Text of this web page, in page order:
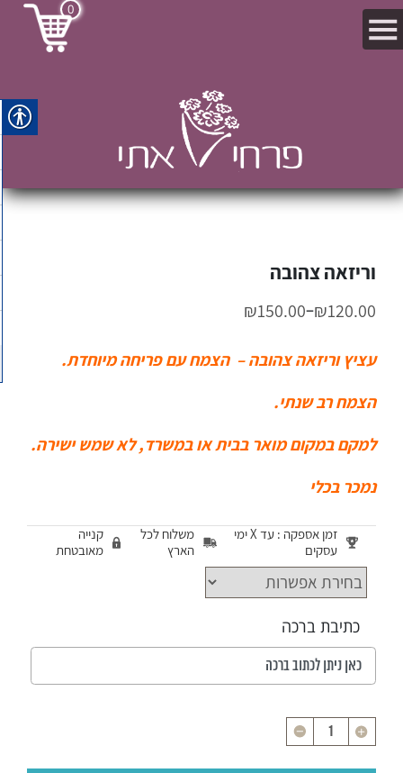
0
וריזאה צהובה
₪120.00
–
₪150.00
עציץ וריזאה צהובה – הצמח עם פריחה מיוחדת.
הצמח רב שנתי.
למקם במקום מואר בבית או במשרד, לא שמש ישירה.
נמכר בכלי
זמן אספקה : עד X ימי
עסקים
משלוח לכל
הארץ
קנייה
מאובטחת
כתיבת ברכה
כמות